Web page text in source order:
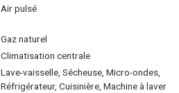
Air pulsé
Gaz naturel
Climatisation centrale
Lave-vaisselle, Sécheuse, Micro-ondes,
Réfrigérateur, Cuisinière, Machine à laver